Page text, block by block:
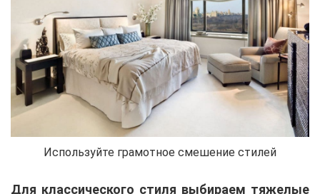
Используйте грамотное смешение стилей
Для классического стиля выбираем тяжелые